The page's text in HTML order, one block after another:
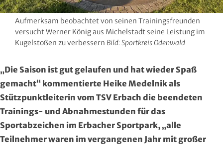
Aufmerksam beobachtet von seinen Trainingsfreunden
versucht Werner König aus Michelstadt seine Leistung im
Kugelstoßen zu verbessern Bild: Sportkreis Odenwald
„Die Saison ist gut gelaufen und hat wieder Spaß
gemacht“ kommentierte Heike Medelnik als
Stützpunktleiterin vom TSV Erbach die beendeten
Trainings- und Abnahmestunden für das
Sportabzeichen im Erbacher Sportpark, „alle
Teilnehmer waren im vergangenen Jahr mit großer
Main-Taunus
Marburg-Biedenkopf
Offenbach
Region Kassel
Rheingau-Taunus
Boxen
Cheerleading und Cheerperformance
Dart
DAV
Eishockey
Special Olympics
Sportklinik Frankfurt